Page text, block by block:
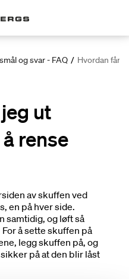
og svar - FAQ / Hvordan får
ut
rense
av skuffen ved
en på hver side.
samtidig, og løft så
å sette skuffen på
legg skuffen på, og
på at den blir låst